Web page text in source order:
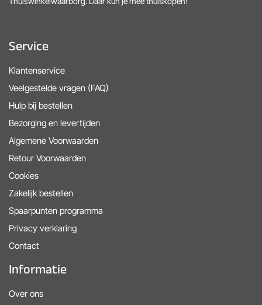
Service
Klantenservice
Veelgestelde vragen (FAQ)
Hulp bij bestellen
Bezorging en levertijden
Algemene Voorwaarden
Retour Voorwaarden
Cookies
Zakelijk bestellen
Spaarpunten programma
Privacy verklaring
Contact
Informatie
Over ons